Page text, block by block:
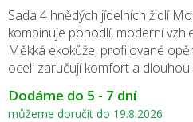
Dodáme do 5 - 7 dní
můžeme doručit do 19.8.2026
Sada 4 hnědých jídelních židlí
kombinuje pohodlí, moderní
Měkká ekokůže, profilované
oceli zaručují komfort a dlouhou